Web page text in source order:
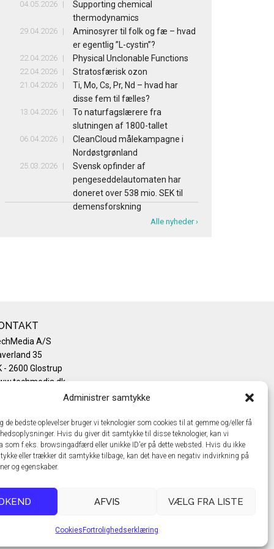
Administrer samtykke
de bedste oplevelser bruger vi teknologier som cookies til at gemme og/eller få
Hvis du giver dit samtykke til disse teknologier, kan vi
som f.eks. browsingadfærd eller unikke ID'er på dette websted. Hvis du ikke
eller trækker dit samtykke tilbage, kan det have en negativ indvirkning på
og egenskaber.
AFVIS VÆLG FRA LISTE
Cookies Fortrolighedserklæring
04.05.2026
Supporting chemical
thermodynamics
29.04.2026
Aminosyrer til folk og fæ – hvad
er egentlig ”L-cystin”?
22.04.2026 Physical Unclonable Functions
22.04.2026 Stratosfærisk ozon
21.04.2026
Ti, Mo, Cs, Pr, Nd – hvad har
disse fem til fælles?
13.04.2026
To naturfagslærere fra
slutningen af 1800-tallet
06.04.2026
CleanCloud målekampagne i
Nordøstgrønland
25.03.2026
Svensk opfinder af
pengeseddelautomaten har
doneret over 538 mio. SEK til
demensforskning
Alle nyheder ›
A/S
35
- 2600 Glostrup
+45 43 24 26 28